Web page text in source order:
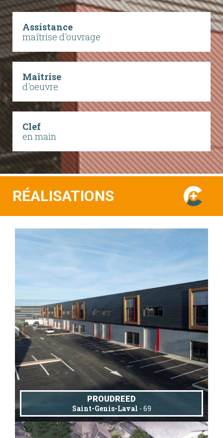
Assistance
maîtrise d'ouvrage
Maîtrise
d'oeuvre
Clef
en main
RÉALISATIONS
PROUDREED
Saint-Genis-Laval - 69